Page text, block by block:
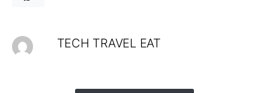
TECH TRAVEL EAT